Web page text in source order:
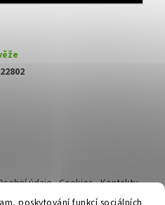
údaje Cookies Kontakty
řád